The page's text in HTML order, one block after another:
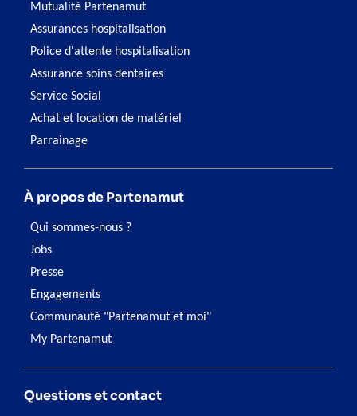
Mutualité Partenamut
Assurances hospitalisation
Police d'attente hospitalisation
Assurance soins dentaires
Service Social
Achat et location de matériel
Parrainage
À propos de Partenamut
Qui sommes-nous ?
Jobs
Presse
Engagements
Communauté "Partenamut et moi"
My Partenamut
Questions et contact